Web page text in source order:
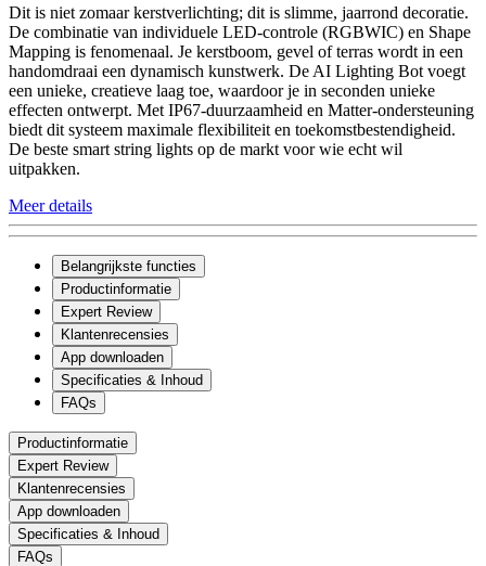
Dit is niet zomaar kerstverlichting; dit is slimme, jaarrond decoratie.
De combinatie van individuele LED-controle (RGBWIC) en Shape
Mapping is fenomenaal. Je kerstboom, gevel of terras wordt in een
handomdraai een dynamisch kunstwerk. De AI Lighting Bot voegt
een unieke, creatieve laag toe, waardoor je in seconden unieke
effecten ontwerpt. Met IP67-duurzaamheid en Matter-ondersteuning
biedt dit systeem maximale flexibiliteit en toekomstbestendigheid.
De beste smart string lights op de markt voor wie echt wil
uitpakken.
Meer details
Belangrijkste functies
Productinformatie
Expert Review
Klantenrecensies
App downloaden
Specificaties & Inhoud
FAQs
Productinformatie
Expert Review
Klantenrecensies
App downloaden
Specificaties & Inhoud
FAQs